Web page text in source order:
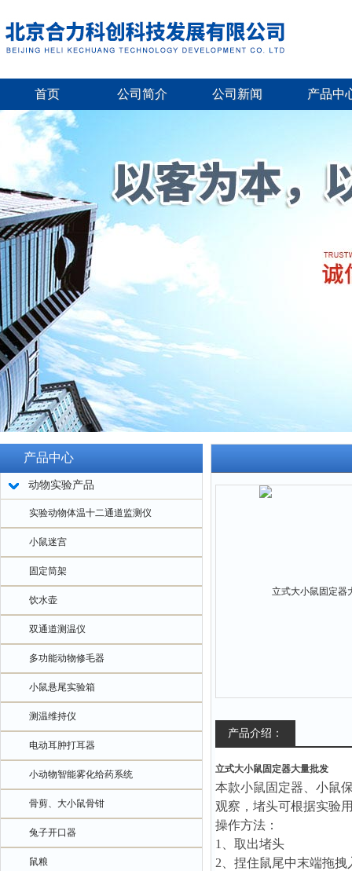
首页 公司简介 公司新闻 产品中
产品中心
动物实验产品
实验动物体温十二通道监测仪
小鼠迷宫
固定筒架
饮水壶
双通道测温仪
多功能动物修毛器
小鼠悬尾实验箱
测温维持仪
电动耳肿打耳器
小动物智能雾化给药系统
骨剪、大小鼠骨钳
兔子开口器
鼠粮
产品介绍：
立式大小鼠固定器大量批发
本款小鼠固定器、小鼠
观察，堵头可根据实验
操作方法：
1、 取出堵头
2、 捏住鼠尾中末端拖拽